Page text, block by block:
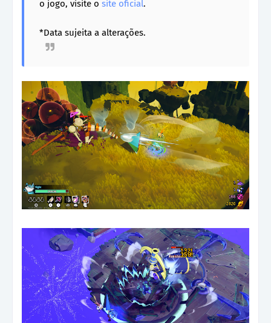
o jogo, visite o site oficial.
*Data sujeita a alterações.